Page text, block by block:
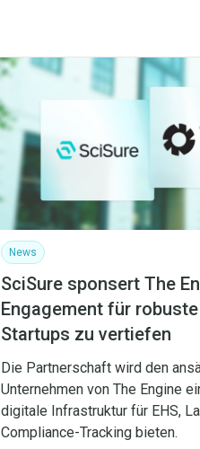
News
SciSure sponsert The
Engagement für
Startups zu vertiefen
Die Partnerschaft wird den
Unternehmen von The Engine
digitale Infrastruktur für EHS,
Compliance-Tracking bieten.